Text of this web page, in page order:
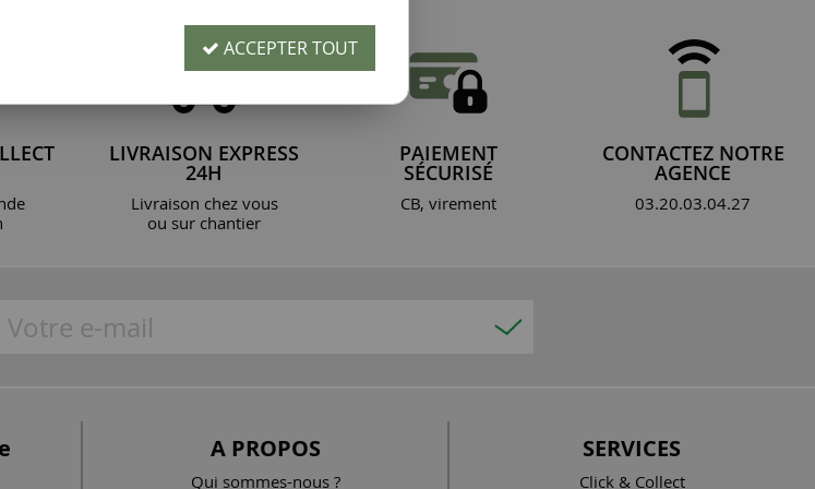
LIVRAISON EXPRESS
24H
Livraison chez vous
ou sur chantier
PAIEMENT
SÉCURISÉ
CB, virement
CONTACTEZ NOTRE
AGENCE
03.20.03.04.27
A PROPOS
Qui sommes-nous ?
SERVICES
Click & Collect
ACCEPTER TOUT